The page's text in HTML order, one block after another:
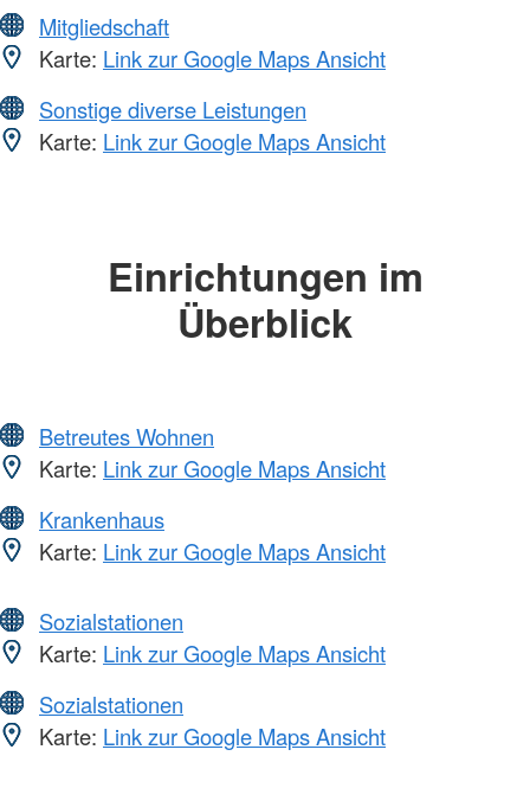
Mitgliedschaft
Karte: Link zur Google Maps Ansicht
Sonstige diverse Leistungen
Karte: Link zur Google Maps Ansicht
Einrichtungen im
Überblick
Betreutes Wohnen
Karte: Link zur Google Maps Ansicht
Krankenhaus
Karte: Link zur Google Maps Ansicht
Sozialstationen
Karte: Link zur Google Maps Ansicht
Sozialstationen
Karte: Link zur Google Maps Ansicht